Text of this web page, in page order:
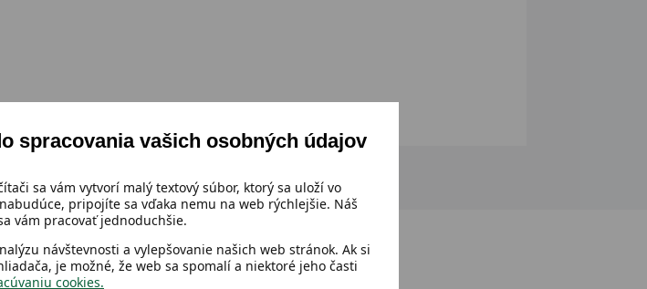
spracovania vašich osobných údajov
sa vám vytvorí malý textový súbor, ktorý sa uloží vo
pripojíte sa vďaka nemu na web rýchlejšie. Náš
vám pracovať jednoduchšie.
návštevnosti a vylepšovanie našich web stránok. Ak si
je možné, že web sa spomalí a niektoré jeho časti
cookies.